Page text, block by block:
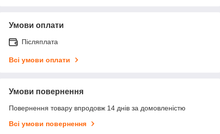
Умови оплати
Післяплата
Всі умови оплати
Умови повернення
Повернення товару впродовж 14 днів за домовленістю
Всі умови повернення